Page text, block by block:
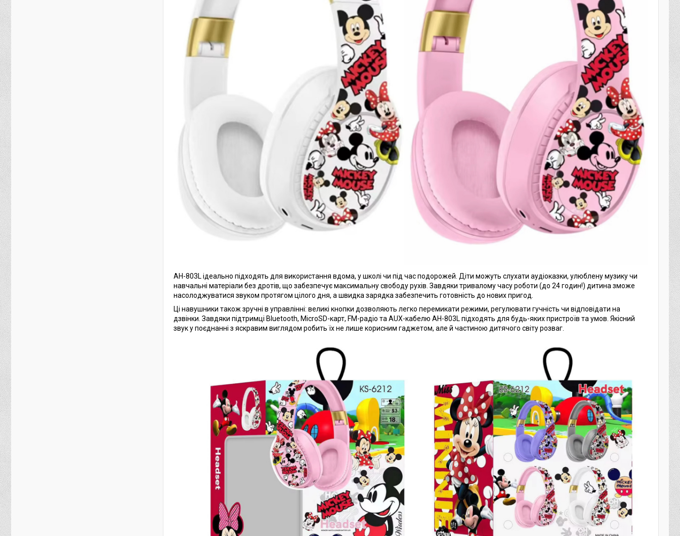
AH-803L ідеально підходять для використання вдома, у школі чи під час подорожей. Діти можуть слухати аудіоказки, улюблену музику чи
навчальні матеріали без дротів, що забезпечує максимальну свободу рухів. Завдяки тривалому часу роботи (до 24 годин!) дитина зможе
насолоджуватися звуком протягом цілого дня, а швидка зарядка забезпечить готовність до нових пригод.
Ці навушники також зручні в управлінні: великі кнопки дозволяють легко перемикати режими, регулювати гучність чи відповідати на
дзвінки. Завдяки підтримці Bluetooth, MicroSD-карт, FM-радіо та AUX-кабелю AH-803L підходять для будь-яких пристроїв та умов. Якісний
звук у поєднанні з яскравим виглядом робить їх не лише корисним гаджетом, але й частиною дитячого світу розваг.